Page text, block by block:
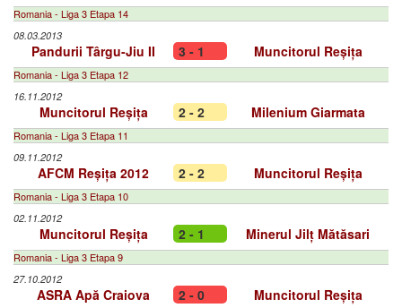
Romania - Liga 3 Etapa 14
08.03.2013
Pandurii Târgu-Jiu II 3 - 1 Muncitorul Reșița
Romania - Liga 3 Etapa 12
16.11.2012
Muncitorul Reșița 2 - 2 Milenium Giarmata
Romania - Liga 3 Etapa 11
09.11.2012
AFCM Reșița 2012 2 - 2 Muncitorul Reșița
Romania - Liga 3 Etapa 10
02.11.2012
Muncitorul Reșița 2 - 1 Minerul Jilț Mătăsari
Romania - Liga 3 Etapa 9
27.10.2012
ASRA Apă Craiova 2 - 0 Muncitorul Reșița